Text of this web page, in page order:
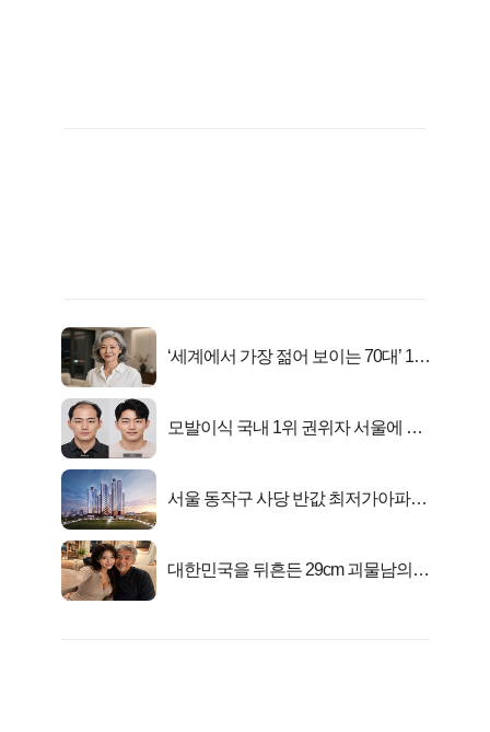
‘세계에서 가장 젊어 보이는 70대’ 1위
모발이식 국내 1위 권위자 서울에 있
서울 동작구 사당 반값 최저가아파트
대한민국을 뒤흔든 29cm 괴물남의